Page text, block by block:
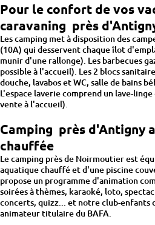
Pour le confort de vos
caravaning près
Les camping met à disposition des
(10A) qui desservent chaque îlot
munir d'une rallonge). Les barbecues
possible à l'accueil). Les 2 blocs
douche, lavabos et WC, salle de bains
L'espace laverie comprend un lave-
vente à l'accueil).
Camping près d'Antigny
chauffée
Le camping près de Noirmoutier est
aquatique chauffé et d'une piscine
propose un programme d'animation
soirées à thèmes, karaoké, loto,
concerts, quizz... et notre club-enfants
animateur titulaire du BAFA.